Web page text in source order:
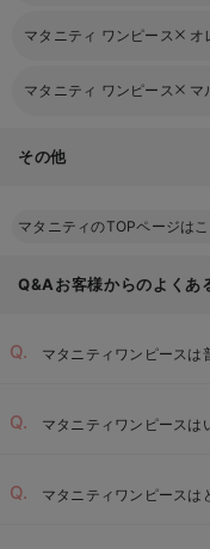
マタニティ ワンピース オ
マタニティ ワンピース マ
その他
マタニティのTOPページは
Q&Aお客様からのよくあ
マタニティワンピースは
マタニティワンピースは
マタニティワンピースは